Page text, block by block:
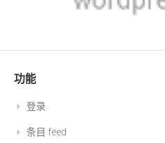
功能
登录
条目 feed